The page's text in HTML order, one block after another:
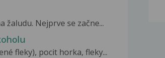
žaludu. Nejprve se začne...
fleky), pocit horka, fleky...